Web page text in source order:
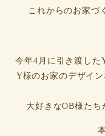
これからのお家づ
今年4月に引き渡した
Y様のお家のデザイ
大好きなOB様た